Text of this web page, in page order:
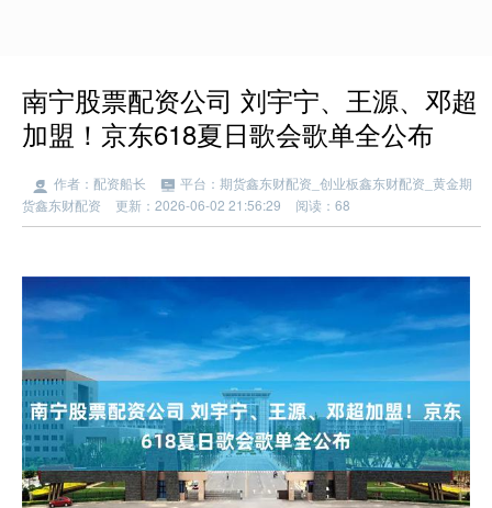
南宁股票配资公司 刘宇宁、王源、邓超
加盟！京东618夏日歌会歌单全公布
作者：配资船长
平台：期货鑫东财配资_创业板鑫东财配资_黄金期
货鑫东财配资
更新：2026-06-02 21:56:29 阅读：68